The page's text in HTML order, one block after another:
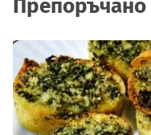
Препоръчано